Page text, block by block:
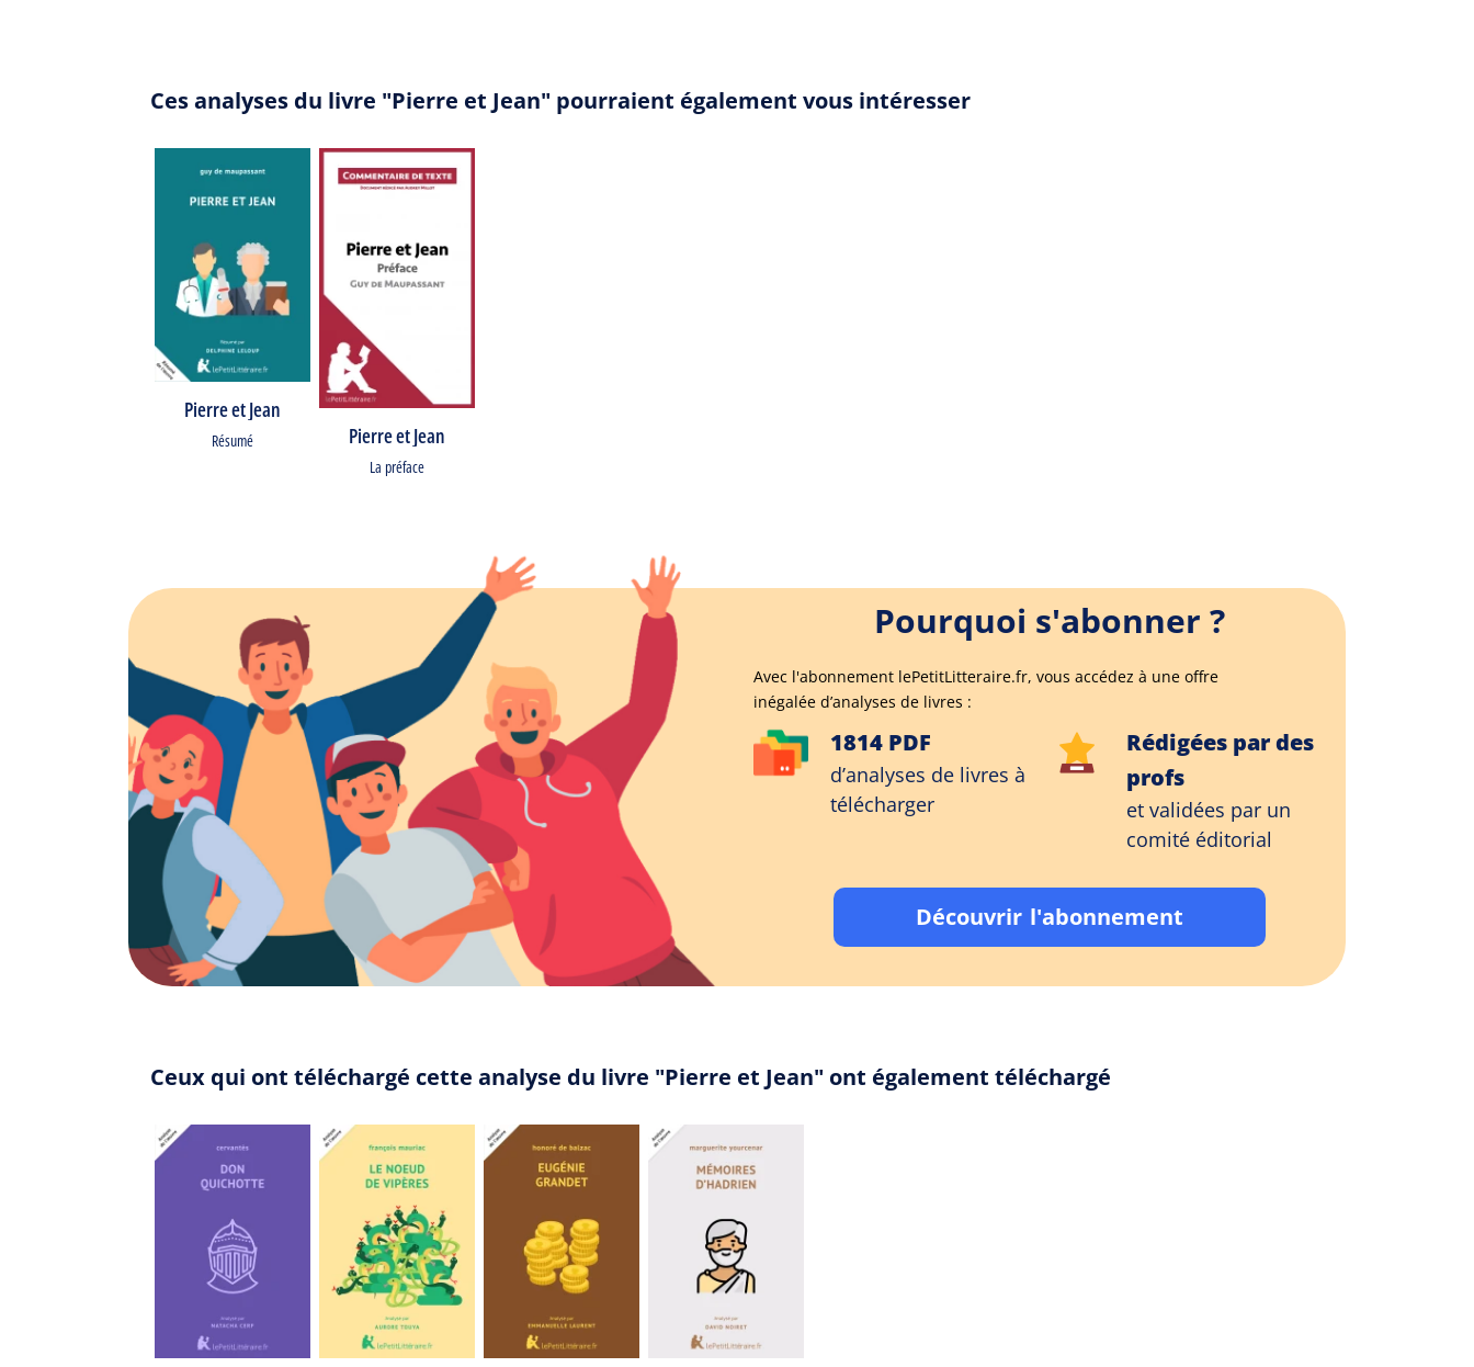
Ces analyses du livre "Pierre et Jean" pourraient également vous intéresser
Pierre et Jean
Résumé Pierre et Jean
La préface
Pourquoi s'abonner ?
Avec l'abonnement lePetitLitteraire.fr, vous accédez à une offre
inégalée d’analyses de livres :
1814 PDF
d’analyses de livres à
télécharger
Rédigées par des
profs
et validées par un
comité éditorial
Découvrir l'abonnement
Ceux qui ont téléchargé cette analyse du livre "Pierre et Jean" ont également téléchargé